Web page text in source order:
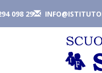
098 29